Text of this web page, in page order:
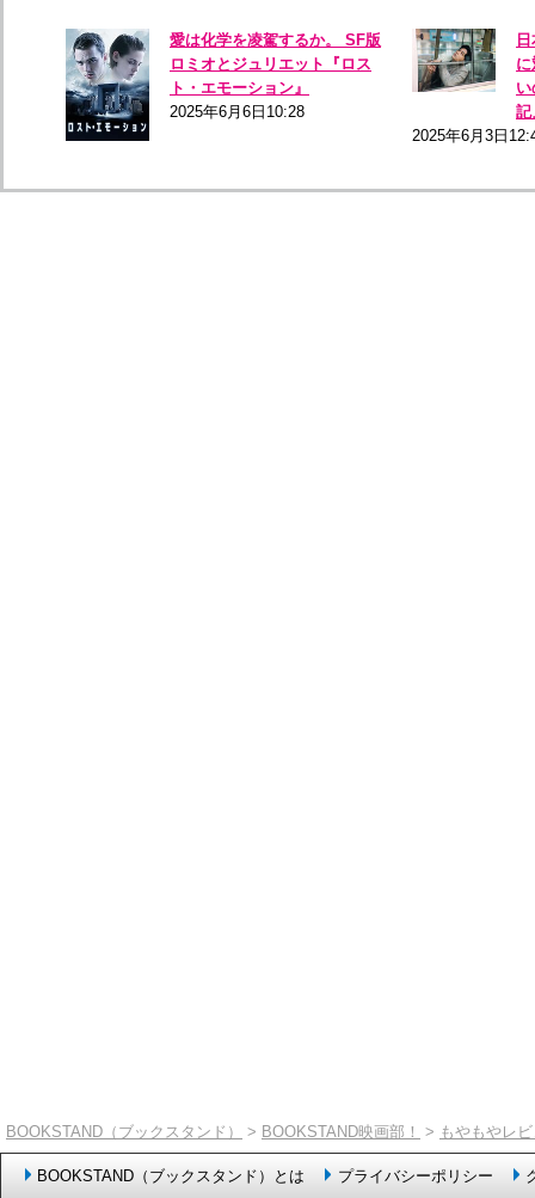
愛は化学を凌駕するか。 SF版
ロミオとジュリエット『ロス
ト・エモーション』
2025年6月6日10:28
記
2025年6月3日
BOOKSTAND（ブックスタンド） > BOOKSTAND映画部！ > もやもやレ
BOOKSTAND（ブックスタンド）とは プライバシーポリシー